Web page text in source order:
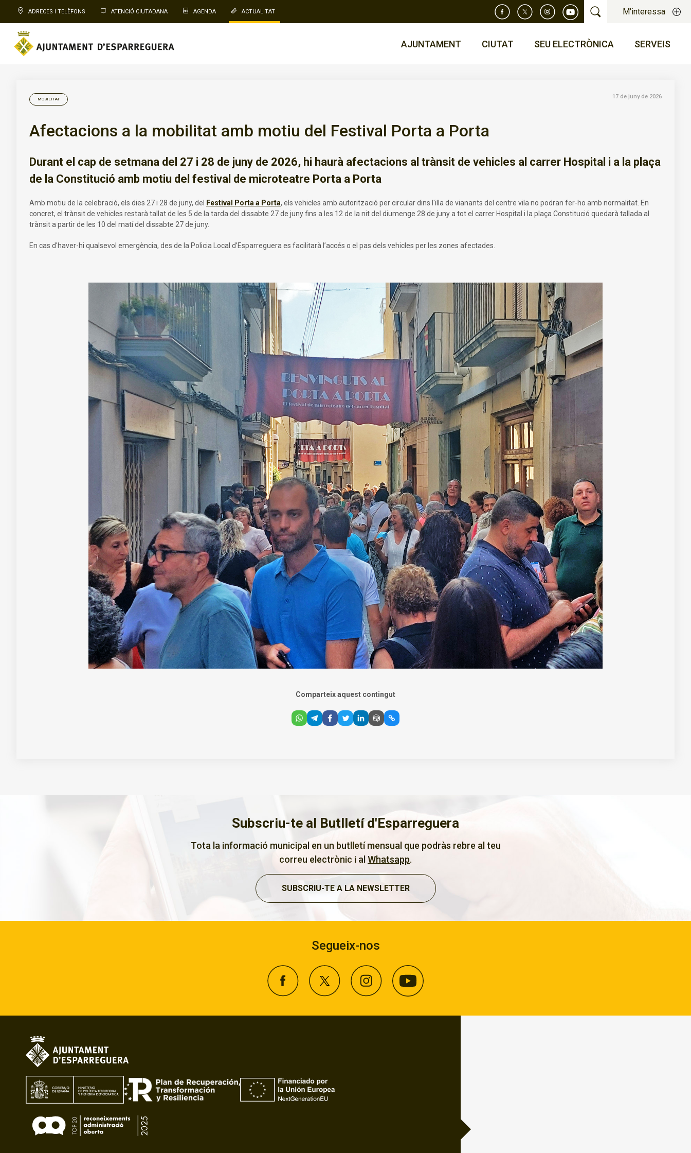
ADRECES I TELÈFONS ATENCIÓ CIUTADANA AGENDA ACTUALITAT M'interessa
AJUNTAMENT CIUTAT SEU ELECTRÒNICA SERVEIS
MOBILITAT 17 de juny de 2026
Afectacions a la mobilitat amb motiu del Festival Porta a Porta
Durant el cap de setmana del 27 i 28 de juny de 2026, hi haurà afectacions al trànsit de vehicles al carrer Hospital i a la plaça
de la Constitució amb motiu del festival de microteatre Porta a Porta
Amb motiu de la celebració, els dies 27 i 28 de juny, del Festival Porta a Porta, els vehicles amb autorització per circular dins l'illa de vianants del centre vila no podran fer-ho amb normalitat. En
concret, el trànsit de vehicles restarà tallat de les 5 de la tarda del dissabte 27 de juny fins a les 12 de la nit del diumenge 28 de juny a tot el carrer Hospital i la plaça Constitució quedarà tallada al
trànsit a partir de les 10 del matí del dissabte 27 de juny.
En cas d'haver-hi qualsevol emergència, des de la Policia Local d’Esparreguera es facilitarà l’accés o el pas dels vehicles per les zones afectades.
Comparteix aquest contingut
Subscriu-te al Butlletí d'Esparreguera
Tota la informació municipal en un butlletí mensual que podràs rebre al teu
correu electrònic i alWhatsapp.
SUBSCRIU-TE A LA NEWSLETTER
Segueix-nos